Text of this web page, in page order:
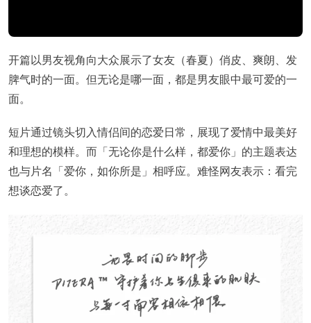
开篇以男友视角向大众展示了女友（春夏）俏皮、爽朗、发
脾气时的一面。但无论是哪一面，都是男友眼中最可爱的一
面。
短片通过镜头切入情侣间的恋爱日常，展现了爱情中最美好
和理想的模样。而「无论你是什么样，都爱你」的主题表达
也与片名「爱你，如你所是」相呼应。难怪网友表示：看完
想谈恋爱了。